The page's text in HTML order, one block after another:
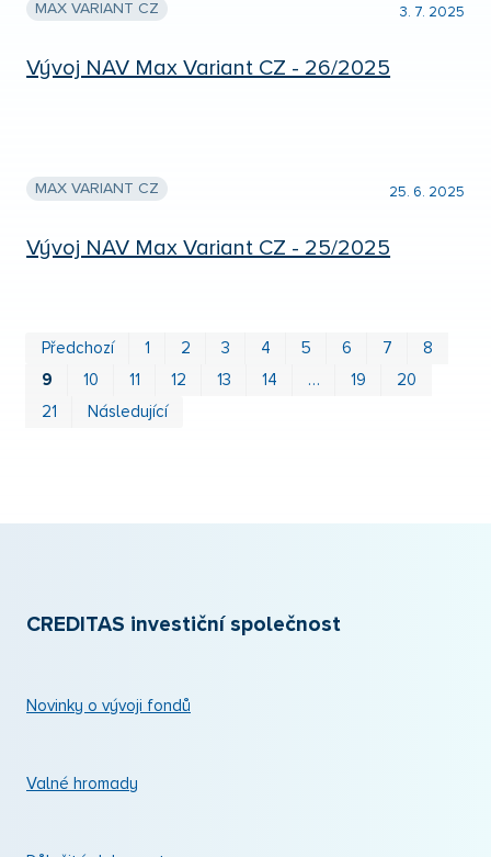
MAX VARIANT CZ 3. 7. 2025
Vývoj NAV Max Variant CZ - 26/2025
MAX VARIANT CZ 25. 6. 2025
Vývoj NAV Max Variant CZ - 25/2025
Předchozí 1 2 3 4 5 6 7
8
9
10 11 12 13 14 … 19
20
21
Následující
CREDITAS investiční společnost
Novinky o vývoji fondů
Valné hromady